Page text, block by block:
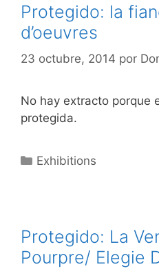
Protegido: la
d’oeuvres
23 octubre, 2014 por
No hay extracto porque
protegida.
Categorías
Exhibitions
Protegido: La
Pourpre/ Elegie